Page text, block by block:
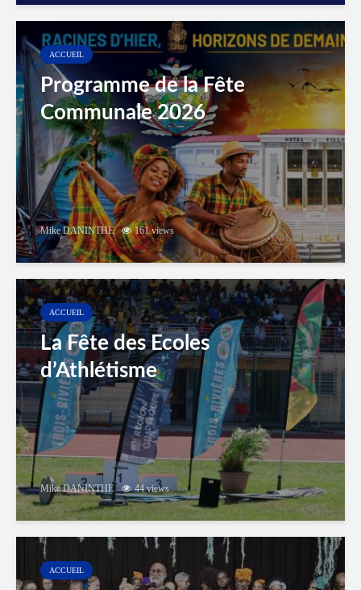
ACCUEIL
Programme de la Fête
Communale 2026
Mike DANINTHE 161 views
ACCUEIL
La Fête des Ecoles
d’Athlétisme
Mike DANINTHE 44 views
ACCUEIL